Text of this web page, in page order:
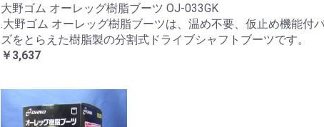
大野ゴム オーレッグ樹脂ブーツ OJ-033GK
.大野ゴム オーレッグ樹脂ブーツは、温め不要、仮止め機能付
ズをとらえた樹脂製の分割式ドライブシャフトブーツです。
￥3,637